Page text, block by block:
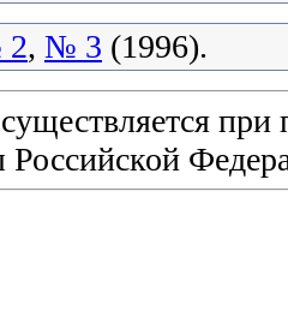
, № 3 (1996).
Российской